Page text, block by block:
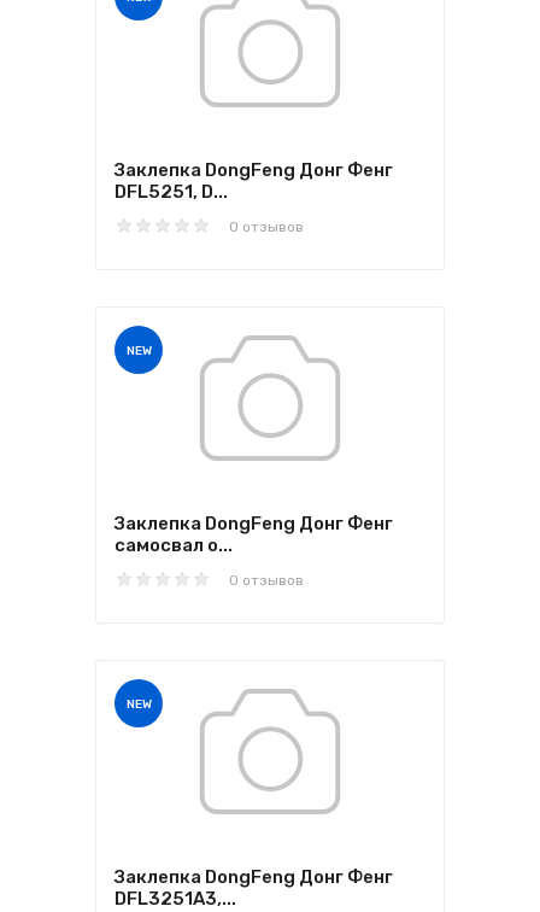
Заклепка DongFeng Донг Фенг
DFL5251, D...
0 отзывов
NEW
Заклепка DongFeng Донг Фенг
самосвал о...
0 отзывов
NEW
Заклепка DongFeng Донг Фенг
DFL3251A3,...